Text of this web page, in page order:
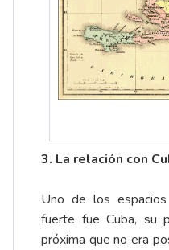
3. La relación con
Uno de los
fuerte fue Cuba, su
próxima que no era